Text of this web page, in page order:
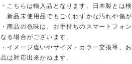
・こちらは輸入品となります。日本製とは
新品未使用品でもごくわずかな汚れや傷が
・商品の色味は、お手持ちのスマートフォ
なる場合がございます。
・イメージ違いやサイズ・カラー交換等、
品は対応出来かねます。